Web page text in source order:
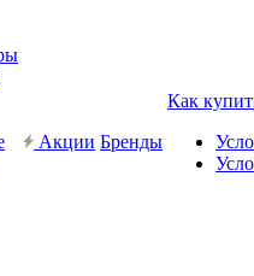
Акции Бренды
Как